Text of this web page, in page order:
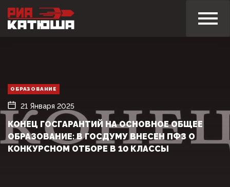
ОБРАЗОВАНИЕ
21 Января 2025
КОНЕЦ ГОСГАРАНТИЙ НА ОСНОВНОЕ ОБЩЕЕ
ОБРАЗОВАНИЕ: В ГОСДУМУ ВНЕСЕН ПФЗ О
КОНКУРСНОМ ОТБОРЕ В 10 КЛАССЫ